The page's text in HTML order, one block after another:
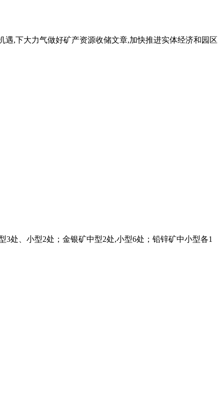
,下大力气做好矿产资源收储文章,加快推进实体经济和园区
处、小型2处；金银矿中型2处,小型6处；铅锌矿中小型各1